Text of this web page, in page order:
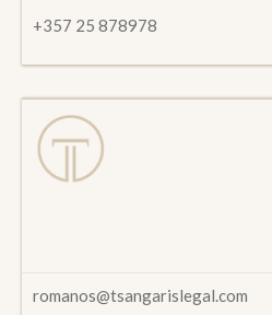
+357 25 878978
romanos@tsangarislegal.com